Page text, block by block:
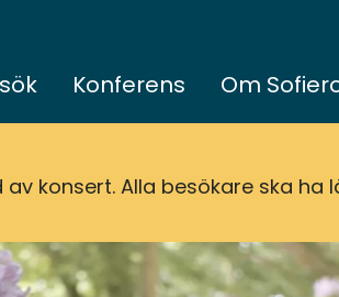
Konferens Om
konsert. Alla besökare ska ha